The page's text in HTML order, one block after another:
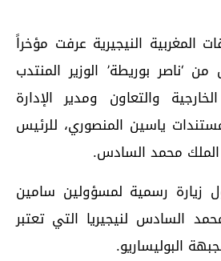
المغربية النيجيرية عرفت مؤخراً
من ‘ناصر بوريطة’ الوزير المنتدب
والتعاون ومدير الإدارة
ياسين المنصوري، للرئيس
محمد السادس.
زيارة رسمية لمسؤولين سامين
السادس لنيجيريا التي تعتبر
البوليساريو.